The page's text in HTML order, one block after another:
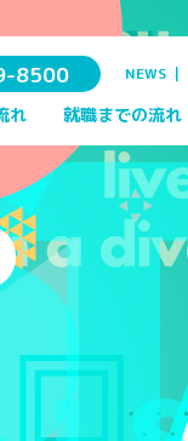
8500 NEWS ｜
れ 就職までの流れ